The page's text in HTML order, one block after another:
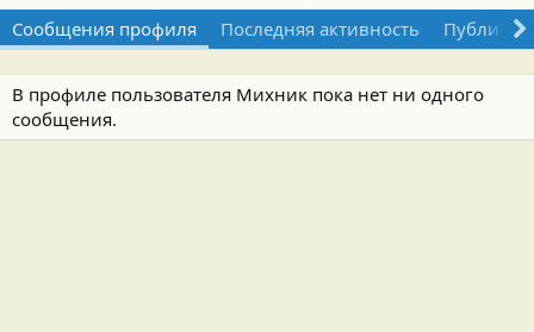
Сообщения профиля Последняя активность
В профиле пользователя Михник пока нет ни одного
сообщения.